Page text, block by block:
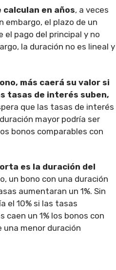
calculan en años, a veces
embargo, el plazo de un
el pago del principal y no
la duración no es lineal y
más caerá su valor si
tasas de interés suben,
que las tasas de interés
mayor podría ser
bonos comparables con
es la duración del
un bono con una duración
aumentaran un 1%. Sin
el 10% si las tasas
caen un 1% los bonos con
una menor duración